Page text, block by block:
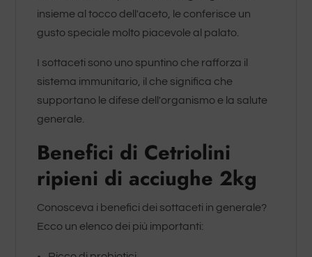
insieme al tocco dell'aceto, le conferisce un
gusto speciale molto piacevole al palato.
I sottaceti sono uno spuntino che rafforza il
sistema immunitario, il che significa che
supportano le difese dell'organismo e la salute
generale.
Benefici di Cetriolini
ripieni di acciughe 2kg
Conosceva i benefici dei sottaceti in generale?
Ecco un elenco dei più importanti: